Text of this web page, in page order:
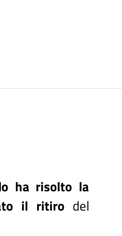
ha risolto la
il ritiro del